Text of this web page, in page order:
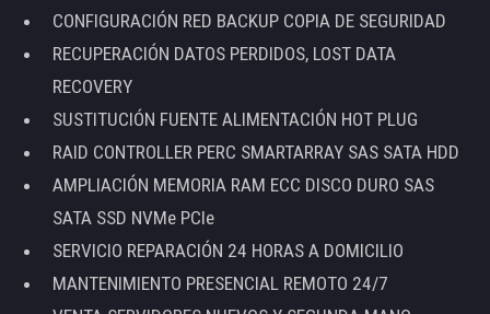
CONFIGURACIÓN RED BACKUP COPIA DE SEGURIDAD
RECUPERACIÓN DATOS PERDIDOS, LOST DATA
RECOVERY
SUSTITUCIÓN FUENTE ALIMENTACIÓN HOT PLUG
RAID CONTROLLER PERC SMARTARRAY SAS SATA HDD
AMPLIACIÓN MEMORIA RAM ECC DISCO DURO SAS
SATA SSD NVMe PCIe
SERVICIO REPARACIÓN 24 HORAS A DOMICILIO
MANTENIMIENTO PRESENCIAL REMOTO 24/7